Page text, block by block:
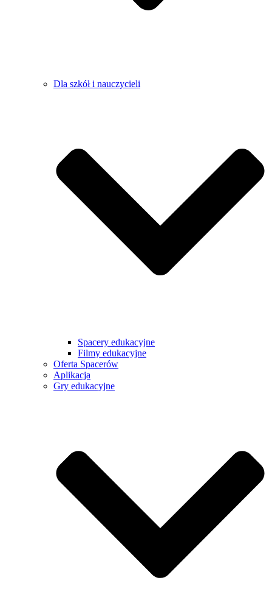
Dla szkół i nauczycieli
Spacery edukacyjne
Filmy edukacyjne
Oferta Spacerów
Aplikacja
Gry edukacyjne